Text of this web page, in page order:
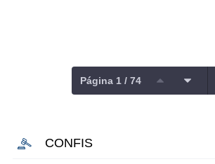
Página 1 / 74
CONFIS